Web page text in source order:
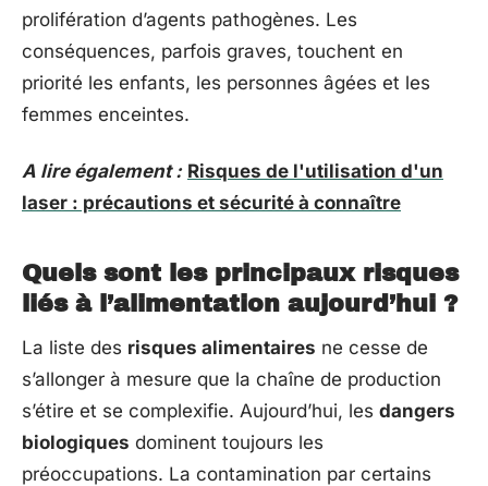
prolifération d’agents pathogènes. Les
conséquences, parfois graves, touchent en
priorité les enfants, les personnes âgées et les
femmes enceintes.
A lire également : Risques de l'utilisation d'un
laser : précautions et sécurité à connaître
Quels sont les principaux risques
liés à l’alimentation aujourd’hui ?
La liste des risques alimentaires ne cesse de
s’allonger à mesure que la chaîne de production
s’étire et se complexifie. Aujourd’hui, les dangers
biologiques dominent toujours les
préoccupations. La contamination par certains